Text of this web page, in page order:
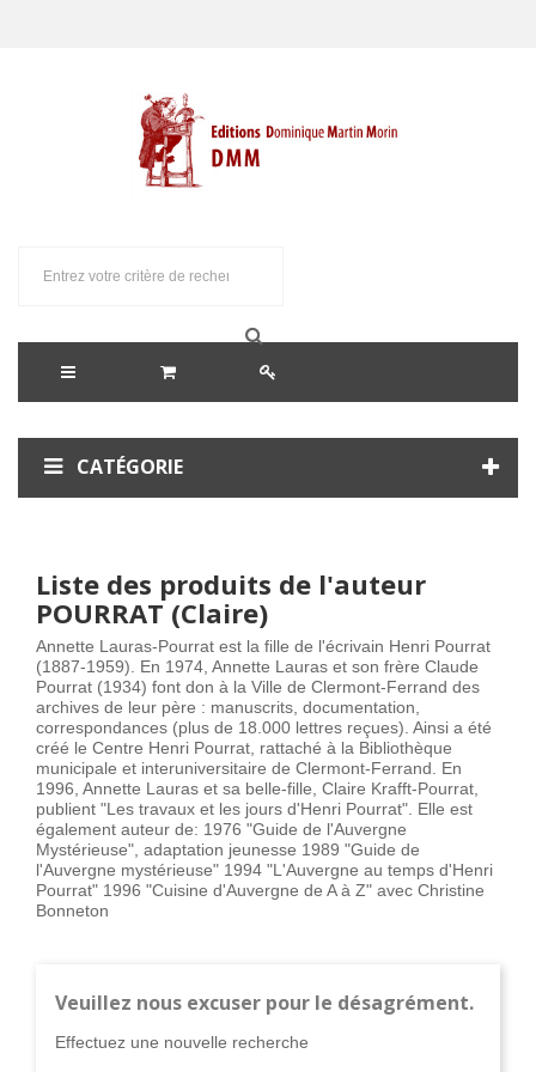
CATÉGORIE
Liste des produits de l'auteur
POURRAT (Claire)
Annette Lauras-Pourrat est la fille de l'écrivain Henri Pourrat
(1887-1959). En 1974, Annette Lauras et son frère Claude
Pourrat (1934) font don à la Ville de Clermont-Ferrand des
archives de leur père : manuscrits, documentation,
correspondances (plus de 18.000 lettres reçues). Ainsi a été
créé le Centre Henri Pourrat, rattaché à la Bibliothèque
municipale et interuniversitaire de Clermont-Ferrand. En
1996, Annette Lauras et sa belle-fille, Claire Krafft-Pourrat,
publient "Les travaux et les jours d'Henri Pourrat". Elle est
également auteur de: 1976 "Guide de l'Auvergne
Mystérieuse", adaptation jeunesse 1989 "Guide de
l'Auvergne mystérieuse" 1994 "L'Auvergne au temps d'Henri
Pourrat" 1996 "Cuisine d'Auvergne de A à Z" avec Christine
Bonneton
Veuillez nous excuser pour le désagrément.
Effectuez une nouvelle recherche